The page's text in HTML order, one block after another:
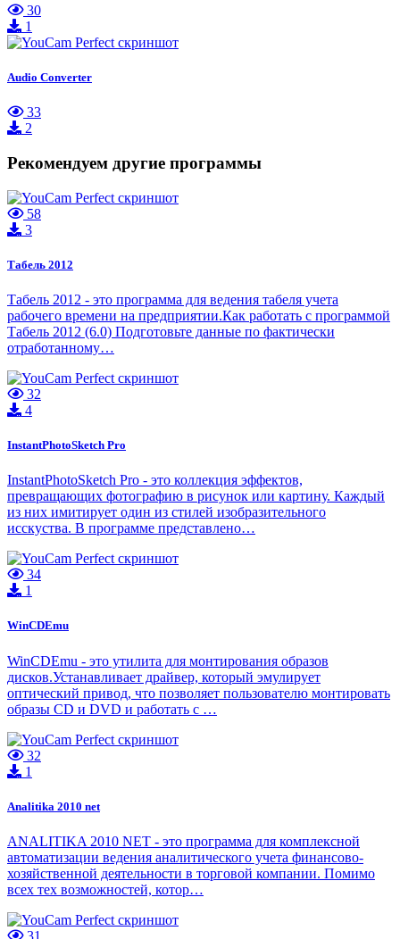
30
1
Audio Converter
33
2
Рекомендуем другие программы
58
3
Табель 2012
Табель 2012 - это программа для ведения табеля учета
рабочего времени на предприятии.Как работать с программой
Табель 2012 (6.0) Подготовьте данные по фактически
отработанному…
32
4
InstantPhotoSketch Pro
InstantPhotoSketch Pro - это коллекция эффектов,
превращающих фотографию в рисунок или картину. Каждый
из них имитирует один из стилей изобразительного
исскуства. В программе представлено…
34
1
WinCDEmu
WinCDEmu - это утилита для монтирования образов
дисков.Устанавливает драйвер, который эмулирует
оптический привод, что позволяет пользователю монтировать
образы CD и DVD и работать с …
32
1
Analitika 2010 net
ANALITIKA 2010 NET - это программа для комплексной
автоматизации ведения аналитического учета финансово-
хозяйственной деятельности в торговой компании. Помимо
всех тех возможностей, котор…
31